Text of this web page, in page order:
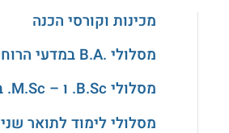
מכינות וקורסי הכנה
מסלולי .B.A במדעי הרוח והאמנויות
מסלולי B.Sc. ו – M.Sc. במדעים
מסלולי לימוד לתואר שני